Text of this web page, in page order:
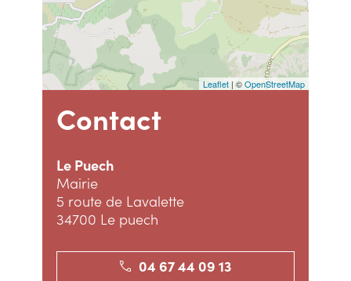
Leaflet | ©OpenStreetMap
Contact
Le Puech
Mairie
5 route de Lavalette
34700 Le puech
04 67 44 09 13